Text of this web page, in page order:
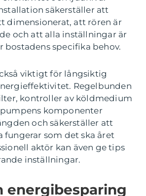
säkerställer att
dimensionerat, att rören är
och att alla inställningar är
bostadens specifika behov.
viktigt för långsiktig
Regelbunden
kontroller av köldmedium
pumpens komponenter
och säkerställer att
fungerar som det ska året
aktör kan även ge tips
inställningar.
energibesparing